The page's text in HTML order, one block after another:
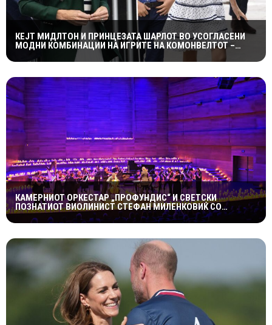
КЕЈТ МИДЛТОН И ПРИНЦЕЗАТА ШАРЛОТ ВО УСОГЛАСЕНИ
МОДНИ КОМБИНАЦИИ НА ИГРИТЕ НА КОМОНВЕЛТОТ –
КРАЛСКОТО СЕМЕЈСТВО ГО ПРИВЛЕЧЕ ЦЕЛОТО ВНИМАНИЕ
КАМЕРНИОТ ОРКЕСТАР „ПРОФУНДИС“ И СВЕТСКИ
ПОЗНАТИОТ ВИОЛИНИСТ СТЕФАН МИЛЕНКОВИЌ СО
СПЕКТАКУЛАРЕН „CANDLELIGHT“ КОНЦЕРТ НА „ОХРИДСКО
ЛЕТО“